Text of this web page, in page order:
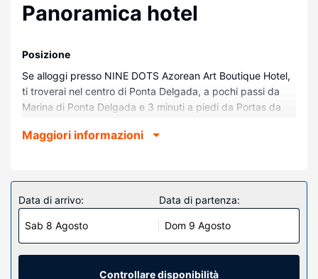
Panoramica hotel
Posizione
Se alloggi presso NINE DOTS Azorean Art Boutique Hotel,
ti troverai nel centro di Ponta Delgada, a pochi passi da
Marina di Ponta Delgada e 3 minuti a piedi da Portas da
da Porto di Ponta Delgada e 18,1 km da Spiaggia Santa
Rilassati in una delle 36 camere con aria condizionata della
struttura, completa di minibar con snack e bevande
gratuite e macchina per caffè espresso. La Smart TV da
43 pollici con canali via satellite è l'ideale per concedersi
un po' di svago, mentre il Wi-Fi gratuito ti permette di
restare in contatto con il mondo. Il bagno in camera
Maggiori informazioni
Data di arrivo:
Sab 8 Agosto
Data di partenza:
Dom 9 Agosto
Controllare disponibilità